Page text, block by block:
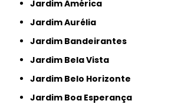
Jardim América
Jardim Aurélia
Jardim Bandeirantes
Jardim Bela Vista
Jardim Belo Horizonte
Jardim Boa Esperança